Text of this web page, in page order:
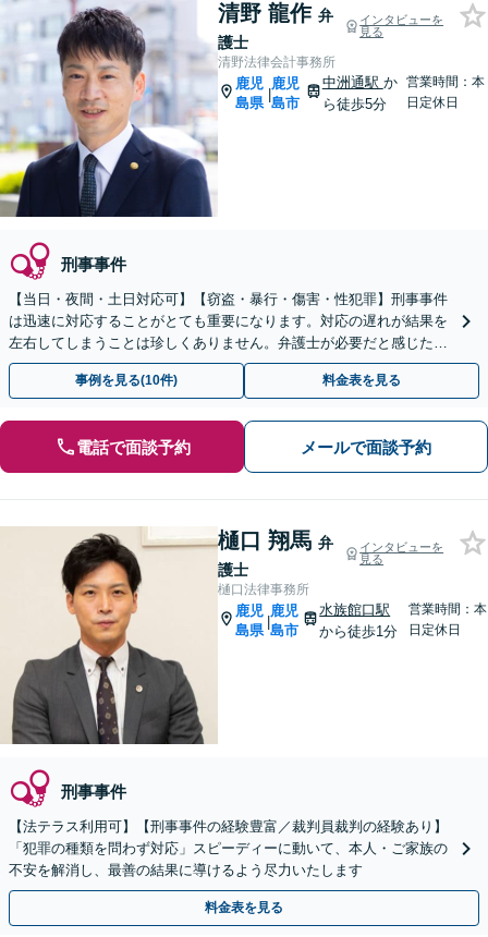
清野 龍作 弁
護士
インタビューを
見る
清野法律会計事務所
鹿児
島県
|
鹿児
島市
中洲通駅 か
ら徒歩5分
営業時間：本
日定休日
刑事事件
【当日・夜間・土日対応可】【窃盗・暴行・傷害・性犯罪】刑事事件
は迅速に対応することがとても重要になります。対応の遅れが結果を
左右してしまうことは珍しくありません。弁護士が必要だと感じたら
すぐにご連絡ください。
事例を見る(10件) 料金表を見る
電話で面談予約 メールで面談予約
樋口 翔馬 弁
護士
インタビューを
見る
樋口法律事務所
鹿児
島県
|
鹿児
島市
水族館口駅
から徒歩1分
営業時間：本
日定休日
刑事事件
【法テラス利用可】【刑事事件の経験豊富／裁判員裁判の経験あり】
「犯罪の種類を問わず対応」スピーディーに動いて、本人・ご家族の
不安を解消し、最善の結果に導けるよう尽力いたします
料金表を見る